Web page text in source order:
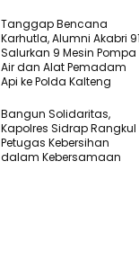
Tanggap Bencana
Karhutla, Alumni Akabri 91
Salurkan 9 Mesin Pompa
Air dan Alat Pemadam
Api ke Polda Kalteng
Bangun Solidaritas,
Kapolres Sidrap Rangkul
Petugas Kebersihan
dalam Kebersamaan